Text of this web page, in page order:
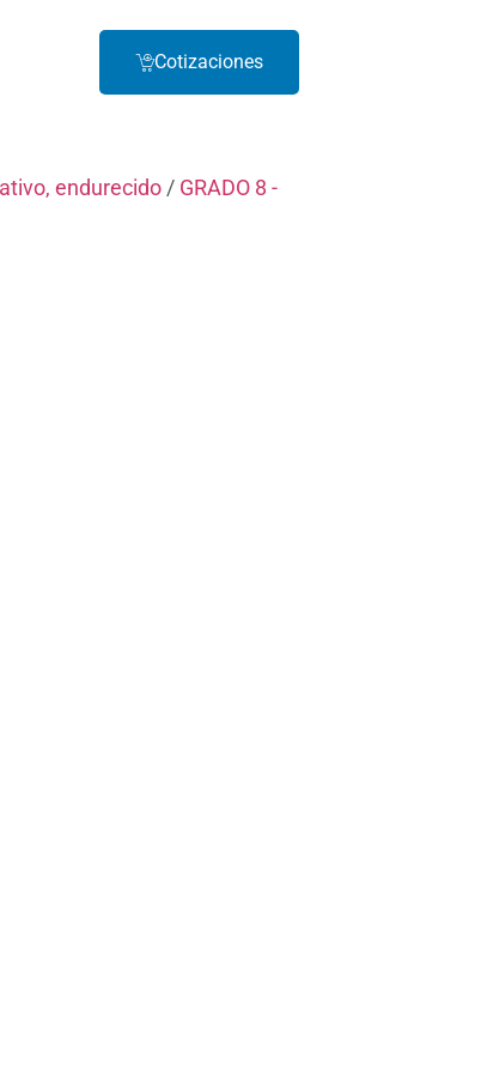
Cotizaciones
endurecido/ GRADO 8 -